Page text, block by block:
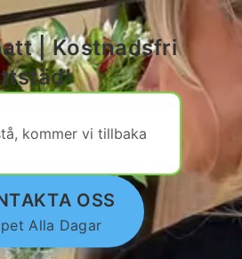
| Kostnadsfri
kommer vi tillbaka
OSS
Alla Dagar